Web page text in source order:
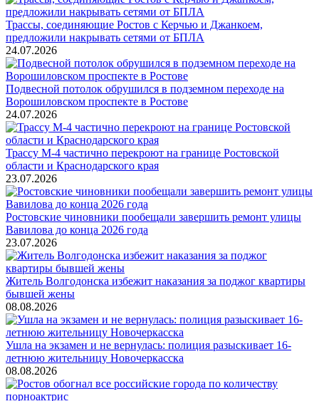
Трассы, соединяющие Ростов с Керчью и Джанкоем,
предложили накрывать сетями от БПЛА
24.07.2026
Подвесной потолок обрушился в подземном переходе на
Ворошиловском проспекте в Ростове
24.07.2026
Трассу М-4 частично перекроют на границе Ростовской
области и Краснодарского края
23.07.2026
Ростовские чиновники пообещали завершить ремонт улицы
Вавилова до конца 2026 года
23.07.2026
Житель Волгодонска избежит наказания за поджог квартиры
бывшей жены
08.08.2026
Ушла на экзамен и не вернулась: полиция разыскивает 16-
летнюю жительницу Новочеркасска
08.08.2026